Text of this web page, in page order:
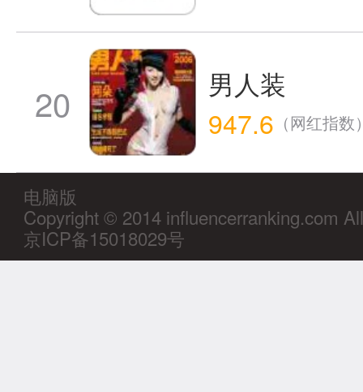
20
男人装
947.6 （网红指数
电脑版
Copyright © 2014 influencerranking.com
京ICP备15018029号